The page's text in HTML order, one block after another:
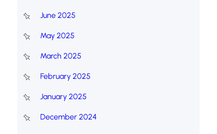
June 2025
May 2025
March 2025
February 2025
January 2025
December 2024